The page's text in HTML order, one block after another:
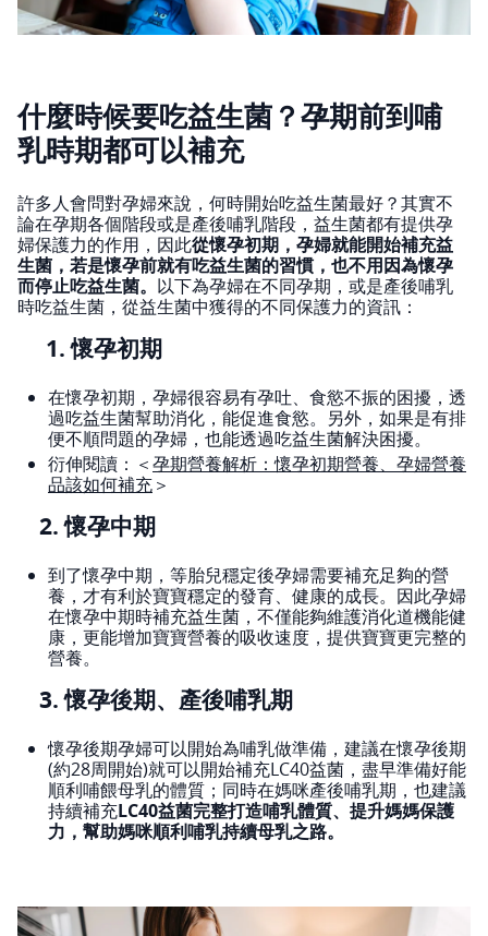
什麼時候要吃益生菌？孕期前到哺
乳時期都可以補充
許多人會問對孕婦來說，何時開始吃益生菌最好？其實不
論在孕期各個階段或是產後哺乳階段，益生菌都有提供孕
婦保護力的作用，因此從懷孕初期，孕婦就能開始補充益
生菌，若是懷孕前就有吃益生菌的習慣，也不用因為懷孕
而停止吃益生菌。 以下為孕婦在不同孕期，或是產後哺乳
時吃益生菌，從益生菌中獲得的不同保護力的資訊：
1. 懷孕初期
在懷孕初期，孕婦很容易有孕吐、食慾不振的困擾，透
過吃益生菌幫助消化，能促進食慾。另外，如果是有排
便不順問題的孕婦，也能透過吃益生菌解決困擾。
衍伸閱讀：＜孕期營養解析：懷孕初期營養、孕婦營養
品該如何補充＞
2. 懷孕中期
到了懷孕中期，等胎兒穩定後孕婦需要補充足夠的營
養，才有利於寶寶穩定的發育、健康的成長。因此孕婦
在懷孕中期時補充益生菌，不僅能夠維護消化道機能健
康，更能增加寶寶營養的吸收速度，提供寶寶更完整的
營養。
3. 懷孕後期、產後哺乳期
懷孕後期孕婦可以開始為哺乳做準備，建議在懷孕後期
(約28周開始)就可以開始補充LC40益菌，盡早準備好能
順利哺餵母乳的體質；同時在媽咪產後哺乳期，也建議
持續補充LC40益菌完整打造哺乳體質、提升媽媽保護
力，幫助媽咪順利哺乳持續母乳之路。